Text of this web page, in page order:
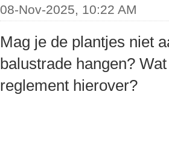
08-Nov-2025, 10:22 AM
Mag je de plantjes niet
balustrade hangen?
reglement hierover?